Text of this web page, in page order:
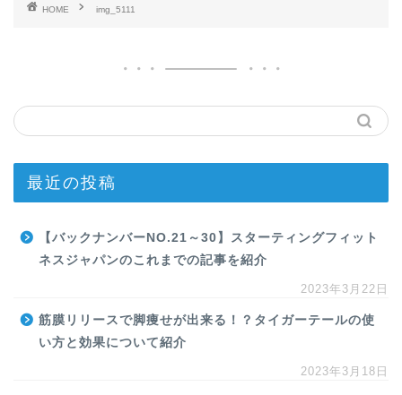
HOME img_5111
最近の投稿
【バックナンバーNO.21～30】スターティングフィット
ネスジャパンのこれまでの記事を紹介
2023年3月22日
筋膜リリースで脚痩せが出来る！？タイガーテールの使
い方と効果について紹介
2023年3月18日